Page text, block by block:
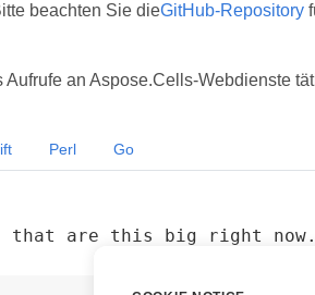
beachten Sie dieGitHub-Repository
an Aspose.Cells-Webdienste
that are this big right
Perl Go